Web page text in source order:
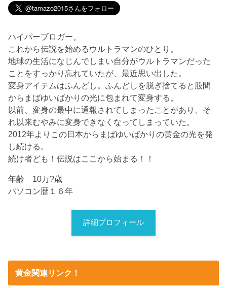
ハイパーブロガー。
これから伝説を始めるウルトラマンのひとり。
地球の生活になじんでしまい自分がウルトラマンだった
ことをすっかり忘れていたが、最近思い出した。
変身アイテムはふんどし。ふんどしを脱ぎ捨てると股間
からまばゆいばかりの光に包まれて変身する。
以前、変身の最中に通報されてしまったことがあり、そ
れ以来むやみに変身できなくなってしまっていた。
2012年よりこの日本からまばゆいばかりの黄金の光を発
し続ける。
続け者ども！伝説はここから始まる！！
年齢 10万?歳
パソコン暦１６年
詳細プロフィール
黄金関連リンク！